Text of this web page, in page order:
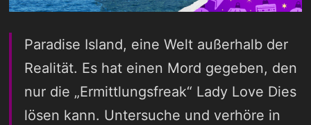
Paradise Island, eine Welt außerhalb der
Realität. Es hat einen Mord gegeben, den
nur die „Ermittlungsfreak“ Lady Love Dies
lösen kann. Untersuche und verhöre in